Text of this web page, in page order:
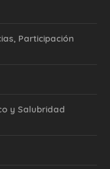
Participación
y Salubridad